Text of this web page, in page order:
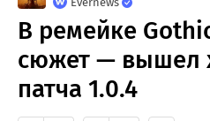
В ремейке
сюжет — вышел
патча 1.0.4